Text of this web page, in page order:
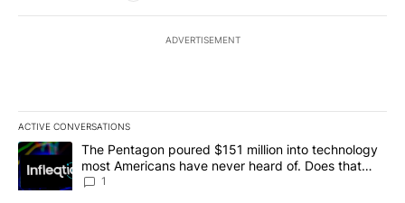
ADVERTISEMENT
ACTIVE CONVERSATIONS
The following is a list of the most commented articles in the last
A trending article titled "The Pentagon poured $151 million into
The Pentagon poured $151 million into technology
most Americans have never heard of. Does that
make it a good investment?
1